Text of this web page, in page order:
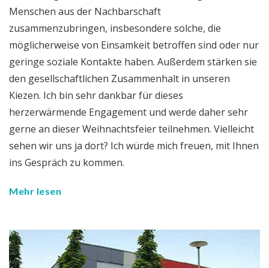
Menschen aus der Nachbarschaft
zusammenzubringen, insbesondere solche, die
möglicherweise von Einsamkeit betroffen sind oder nur
geringe soziale Kontakte haben. Außerdem stärken sie
den gesellschaftlichen Zusammenhalt in unseren
Kiezen. Ich bin sehr dankbar für dieses
herzerwärmende Engagement und werde daher sehr
gerne an dieser Weihnachtsfeier teilnehmen. Vielleicht
sehen wir uns ja dort? Ich würde mich freuen, mit Ihnen
ins Gespräch zu kommen.
Mehr lesen